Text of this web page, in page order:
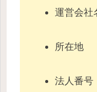
運営会社
所在地
法人番号